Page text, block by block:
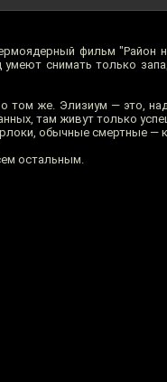
фильм "Район
умеют снимать только
же. Элизиум — это,
там живут только
обычные смертные —
остальным.